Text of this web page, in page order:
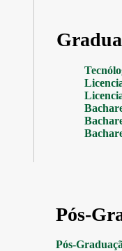
Pós-
Pós-